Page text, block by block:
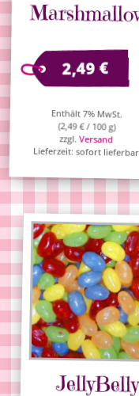
2,49€
Enthält 7% MwSt.
(2,49€/ 100 g)
zzgl.Versand
Lieferzeit: sofort lieferbar
JellyBelly
Beans Saure